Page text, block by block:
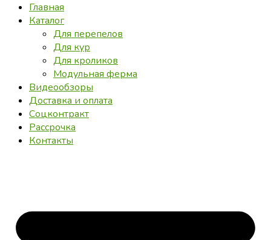
Главная
Каталог
Для перепелов
Для кур
Для кроликов
Модульная ферма
Видеообзоры
Доставка и оплата
Соцконтракт
Рассрочка
Контакты